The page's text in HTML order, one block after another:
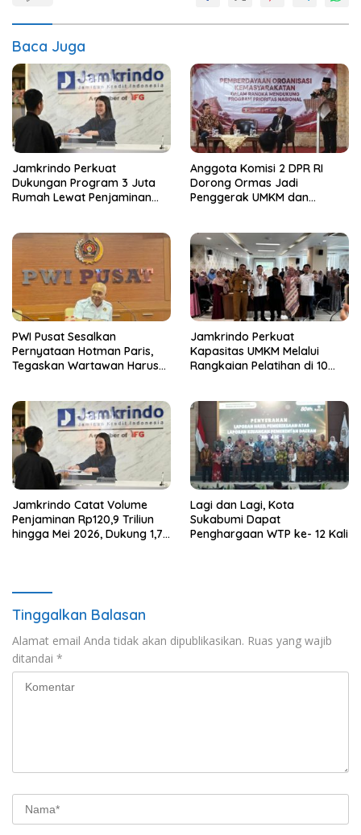
Baca Juga
Jamkrindo Perkuat
Dukungan Program 3 Juta
Rumah Lewat Penjaminan
Anggota Komisi 2 DPR RI
Dorong Ormas Jadi
Penggerak UMKM dan
PWI Pusat Sesalkan
Pernyataan Hotman Paris,
Tegaskan Wartawan Harus
Jamkrindo Perkuat
Kapasitas UMKM Melalui
Rangkaian Pelatihan di 10
Jamkrindo Catat Volume
Penjaminan Rp120,9 Triliun
hingga Mei 2026, Dukung 1,76
Lagi dan Lagi, Kota
Sukabumi Dapat
Penghargaan WTP ke- 12 Kali
Tinggalkan Balasan
Alamat email Anda tidak akan dipublikasikan. Ruas yang wajib
ditandai *